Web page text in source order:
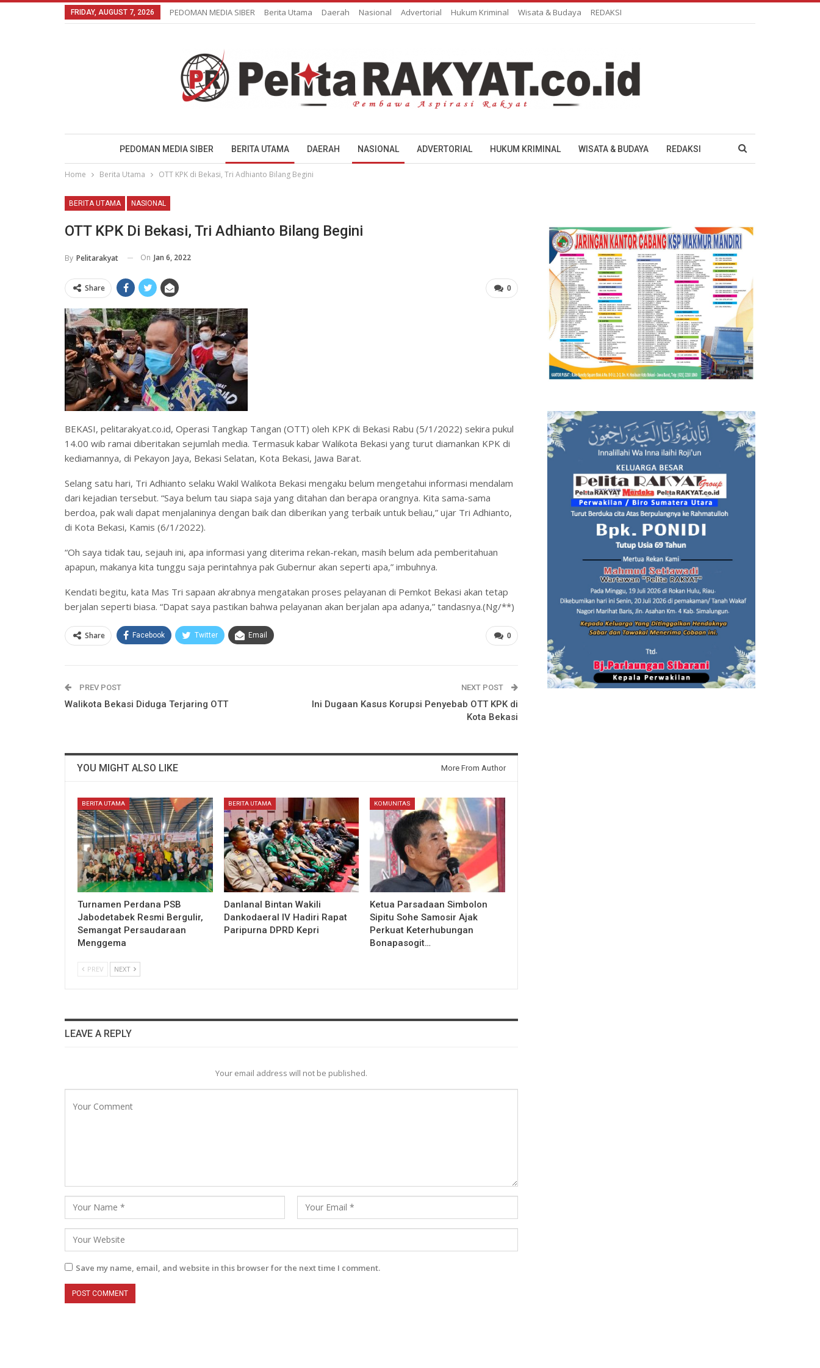
FRIDAY, AUGUST 7, 2026 PEDOMAN MEDIA SIBER Berita Utama Daerah Nasional Advertorial Hukum Kriminal Wisata & Budaya REDAKSI
PEDOMAN MEDIA SIBER BERITA UTAMA DAERAH NASIONAL ADVERTORIAL HUKUM KRIMINAL WISATA & BUDAYA REDAKSI
Home Berita Utama OTT KPK di Bekasi, Tri Adhianto Bilang Begini
BERITA UTAMA NASIONAL
OTT KPK Di Bekasi, Tri Adhianto Bilang Begini
By Pelitarakyat On Jan 6, 2022
0
Share
BEKASI, pelitarakyat.co.id, Operasi Tangkap Tangan (OTT) oleh KPK di Bekasi Rabu (5/1/2022) sekira pukul
14.00 wib ramai diberitakan sejumlah media. Termasuk kabar Walikota Bekasi yang turut diamankan KPK di
kediamannya, di Pekayon Jaya, Bekasi Selatan, Kota Bekasi, Jawa Barat.
Selang satu hari, Tri Adhianto selaku Wakil Walikota Bekasi mengaku belum mengetahui informasi mendalam
dari kejadian tersebut. “Saya belum tau siapa saja yang ditahan dan berapa orangnya. Kita sama-sama
berdoa, pak wali dapat menjalaninya dengan baik dan diberikan yang terbaik untuk beliau,” ujar Tri Adhianto,
di Kota Bekasi, Kamis (6/1/2022).
“Oh saya tidak tau, sejauh ini, apa informasi yang diterima rekan-rekan, masih belum ada pemberitahuan
apapun, makanya kita tunggu saja perintahnya pak Gubernur akan seperti apa,” imbuhnya.
Kendati begitu, kata Mas Tri sapaan akrabnya mengatakan proses pelayanan di Pemkot Bekasi akan tetap
berjalan seperti biasa. “Dapat saya pastikan bahwa pelayanan akan berjalan apa adanya,” tandasnya.(Ng/**)
0
Share Facebook Twitter Email
PREV POST
Walikota Bekasi Diduga Terjaring OTT
NEXT POST
Ini Dugaan Kasus Korupsi Penyebab OTT KPK di
Kota Bekasi
YOU MIGHT ALSO LIKE More From Author
BERITA UTAMA
Turnamen Perdana PSB
Jabodetabek Resmi Bergulir,
Semangat Persaudaraan
Menggema
BERITA UTAMA
Danlanal Bintan Wakili
Dankodaeral IV Hadiri Rapat
Paripurna DPRD Kepri
KOMUNITAS
Ketua Parsadaan Simbolon
Sipitu Sohe Samosir Ajak
Perkuat Keterhubungan
Bonapasogit…
PREV NEXT
LEAVE A REPLY
Your email address will not be published.
Save my name, email, and website in this browser for the next time I comment.